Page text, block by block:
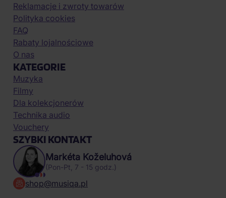
Reklamacje i zwroty towarów
Polityka cookies
FAQ
Rabaty lojalnościowe
O nas
KATEGORIE
Muzyka
Filmy
Dla kolekcjonerów
Technika audio
Vouchery
SZYBKI KONTAKT
Markéta Koželuhová
(Pon-Pt, 7 - 15 godz.)
shop@musiqa.pl